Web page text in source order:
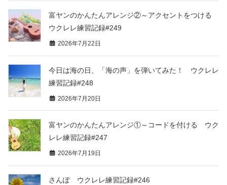
富ヤンのかんたんアレンジ②～アクセントをつける
ウクレレ練習記録#249
2026年7月22日
今日は海の日、「海の声」を弾いてみた！ ウクレレ
練習記録#248
2026年7月20日
富ヤンのかんたんアレンジ①～コードを付ける ウク
レレ練習記録#247
2026年7月19日
さんぽ ウクレレ練習記録#246